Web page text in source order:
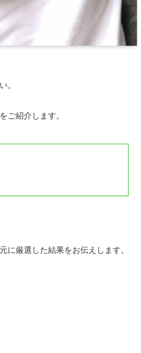
。
ご紹介します。
に厳選した結果をお伝えします。